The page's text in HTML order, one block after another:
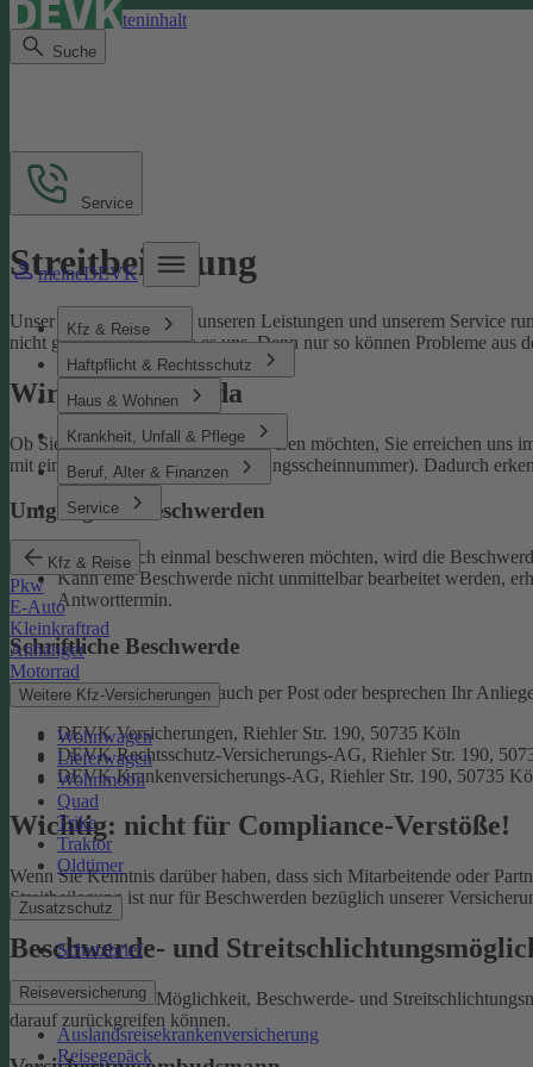
Direkt zum Seiteninhalt
Suche
meineDEVK
Kfz & Reise
Haftpflicht & Rechtsschutz
Haus & Wohnen
Krankheit, Unfall & Pflege
Beruf, Alter & Finanzen
Service
Kfz & Reise
Pkw
E-Auto
Kleinkraftrad
Anhänger
Motorrad
Weitere Kfz-Versicherungen
Wohnwagen
Lieferwagen
Wohnmobil
Quad
Trike
Traktor
Oldtimer
Zusatzschutz
Schutzbrief
Reiseversicherung
Auslandsreisekrankenversicherung
Reisegepäck
Service
Streitbeilegung
Unser Ziel ist es, Sie mit unseren Leistungen und unserem Service
nicht gelingen, sagen Sie es uns. Denn nur so können Probleme aus
Wir sind für Sie da
Ob Sie uns loben oder sich beschweren möchten, Sie erreichen uns
mit einer Schaden- oder Versicherungsscheinnummer). Dadurch
Umgang mit Beschwerden
Falls Sie sich einmal beschweren möchten, wird die
Kann eine Beschwerde nicht unmittelbar bearbeitet werden,
Antworttermin.
Schriftliche Beschwerde
Natürlich erreichen Sie uns auch per Post oder besprechen Ihr
DEVK Versicherungen, Riehler Str. 190, 50735 Köln
DEVK Rechtsschutz-Versicherungs-AG, Riehler Str. 190,
DEVK Krankenversicherungs-AG, Riehler Str. 190, 50735
Wichtig: nicht für Compliance-Verstöße!
Wenn Sie Kenntnis darüber haben, dass sich Mitarbeitende oder
Streitbeilegung ist nur für Beschwerden bezüglich unserer
Beschwerde- und
Sie haben auch die Möglichkeit, Beschwerde- und
darauf zurückgreifen können.